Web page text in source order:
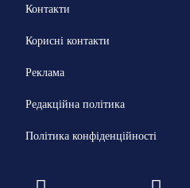
Контакти
Корисні контакти
Реклама
Редакційна політика
Політика конфіденційності